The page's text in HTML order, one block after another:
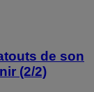
de son
(2/2)